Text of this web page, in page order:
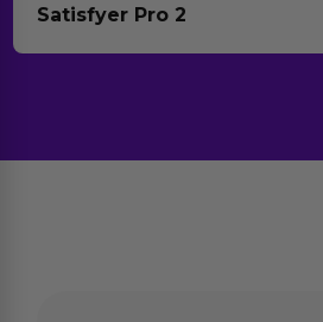
Satisfyer Pro 2